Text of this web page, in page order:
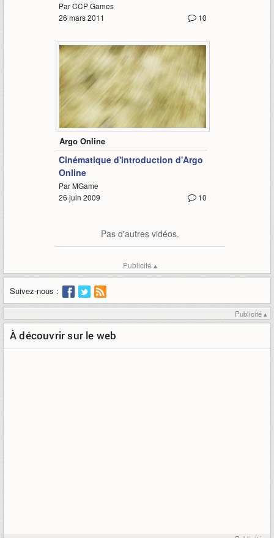
Par CCP Games
10
26 mars 2011
2:10
Argo Online
Cinématique d'introduction d'Argo
Online
Par MGame
10
26 juin 2009
Pas d'autres vidéos.
Publicité ▴
Suivez-nous :
Publicité ▴
À découvrir sur le web